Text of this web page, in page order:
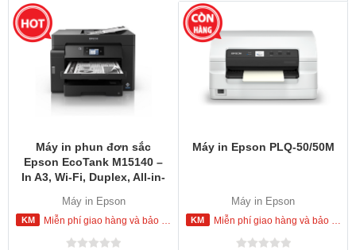
Máy in phun đơn sắc
Epson EcoTank M15140 –
In A3, Wi-Fi, Duplex, All-in-
Máy in Epson
Miễn phí giao hàng và bảo hành tận nơi trong nội thành Hồ Chí Minh
Máy in Epson PLQ-50/50M
Máy in Epson
Miễn phí giao hàng và bảo hành tận nơi trong nội thành Hồ Chí Minh